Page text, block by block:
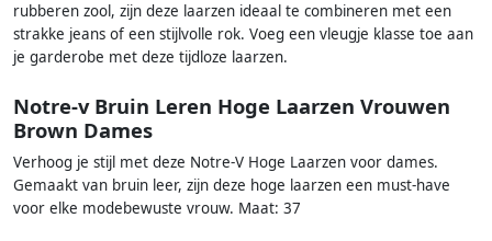
rubberen zool, zijn deze laarzen ideaal te combineren met een
strakke jeans of een stijlvolle rok. Voeg een vleugje klasse toe aan
je garderobe met deze tijdloze laarzen.
Notre-v Bruin Leren Hoge Laarzen Vrouwen
Brown Dames
Verhoog je stijl met deze Notre-V Hoge Laarzen voor dames.
Gemaakt van bruin leer, zijn deze hoge laarzen een must-have
voor elke modebewuste vrouw. Maat: 37